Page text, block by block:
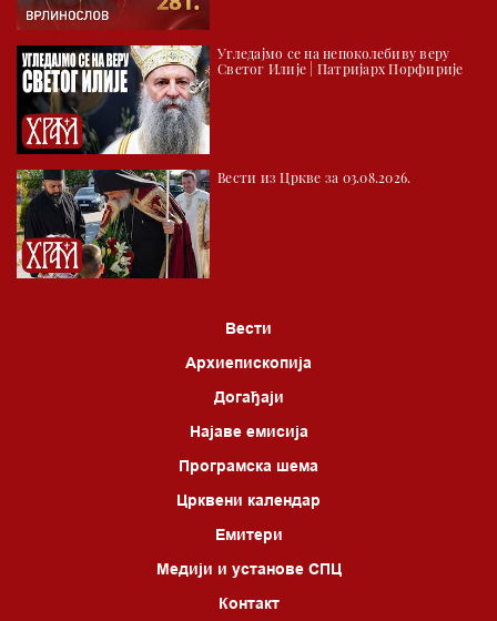
Угледајмо се на непоколебиву веру
Светог Илије | Патријарх Порфирије
Вести из Цркве за 03.08.2026.
Вести
Архиепископија
Догађаји
Најаве емисија
Програмска шема
Црквени календар
Емитери
Медији и установе СПЦ
Контакт